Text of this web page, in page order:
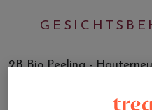
2B Bio Peeling -